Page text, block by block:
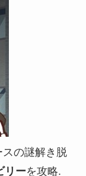
の謎解き脱
リーを攻略.